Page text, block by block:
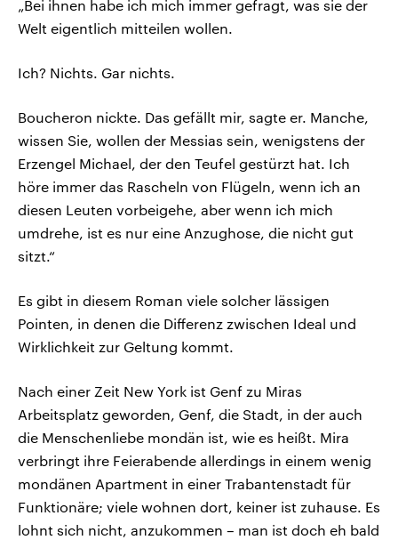
„Bei ihnen habe ich mich immer gefragt, was sie der
Welt eigentlich mitteilen wollen.
Ich? Nichts. Gar nichts.
Boucheron nickte. Das gefällt mir, sagte er. Manche,
wissen Sie, wollen der Messias sein, wenigstens der
Erzengel Michael, der den Teufel gestürzt hat. Ich
höre immer das Rascheln von Flügeln, wenn ich an
diesen Leuten vorbeigehe, aber wenn ich mich
umdrehe, ist es nur eine Anzughose, die nicht gut
sitzt.“
Es gibt in diesem Roman viele solcher lässigen
Pointen, in denen die Differenz zwischen Ideal und
Wirklichkeit zur Geltung kommt.
Nach einer Zeit New York ist Genf zu Miras
Arbeitsplatz geworden, Genf, die Stadt, in der auch
die Menschenliebe mondän ist, wie es heißt. Mira
verbringt ihre Feierabende allerdings in einem wenig
mondänen Apartment in einer Trabantenstadt für
Funktionäre; viele wohnen dort, keiner ist zuhause. Es
lohnt sich nicht, anzukommen – man ist doch eh bald